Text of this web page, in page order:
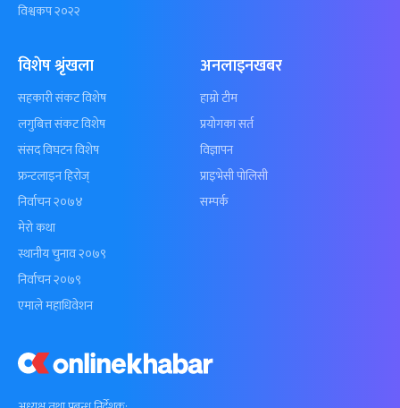
विश्वकप २०२२
विशेष श्रृंखला
सहकारी संकट विशेष
लगुबित्त संकट विशेष
संसद विघटन विशेष
फ्रन्टलाइन हिरोज्
निर्वाचन २०७४
मेरो कथा
स्थानीय चुनाव २०७९
निर्वाचन २०७९
एमाले महाधिवेशन
अनलाइनखबर
हाम्रो टीम
प्रयोगका सर्त
विज्ञापन
प्राइभेसी पोलिसी
सम्पर्क